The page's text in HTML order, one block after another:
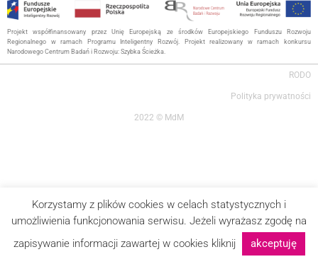
Projekt współfinansowany przez Unię Europejską ze środków Europejskiego Funduszu Rozwoju
Regionalnego w ramach Programu Inteligentny Rozwój. Projekt realizowany w ramach konkursu
Narodowego Centrum Badań i Rozwoju: Szybka Ścieżka.
2022 © MdM
RODO
Polityka prywatności
Korzystamy z plików cookies w celach statystycznych i
umożliwienia funkcjonowania serwisu. Jeżeli wyrażasz zgodę na
zapisywanie informacji zawartej w cookies kliknij
akceptuję